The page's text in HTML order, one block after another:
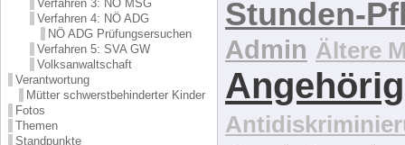
Verfahren 3: NÖ MSG
Verfahren 4: NÖ ADG
NÖ ADG Prüfungsersuchen
Verfahren 5: SVA GW
Volksanwaltschaft
Verantwortung
Mütter schwerstbehinderter Kinder
Fotos
Themen
Standpunkte
Stunden-
Admin Ältere